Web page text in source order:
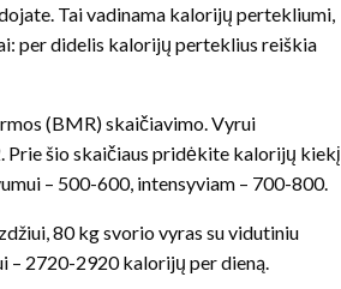
Tai vadinama kalorijų pertekliumi,
per didelis kalorijų perteklius reiškia
(BMR) skaičiavimo. Vyrui
Prie šio skaičiaus pridėkite kalorijų kiekį
– 500-600, intensyviam – 700-800.
80 kg svorio vyras su vidutiniu
– 2720-2920 kalorijų per dieną.